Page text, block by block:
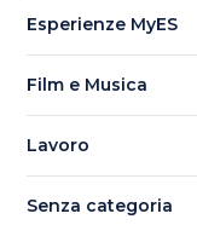
Esperienze MyES
Film e Musica
Lavoro
Senza categoria